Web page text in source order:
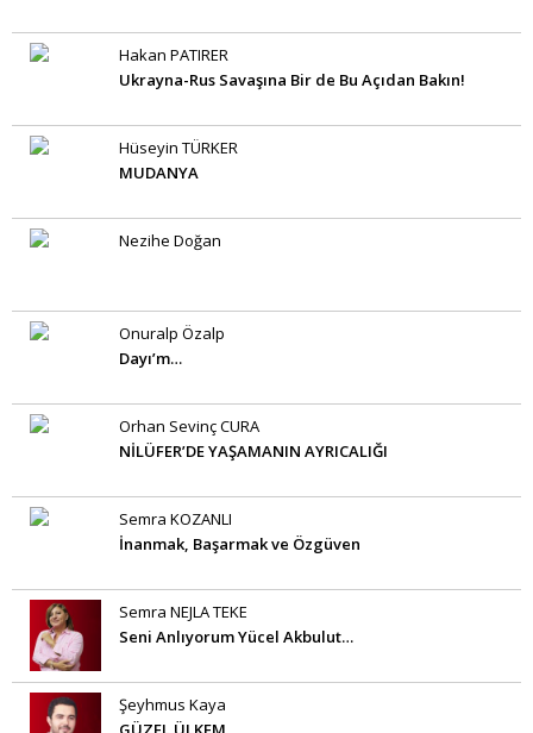
Hakan PATIRER
Ukrayna-Rus Savaşına Bir de Bu Açıdan Bakın!
Hüseyin TÜRKER
MUDANYA
Nezihe Doğan
Onuralp Özalp
Dayı’m…
Orhan Sevinç CURA
NİLÜFER’DE YAŞAMANIN AYRICALIĞI
Semra KOZANLI
İnanmak, Başarmak ve Özgüven
Semra NEJLA TEKE
Seni Anlıyorum Yücel Akbulut…
Şeyhmus Kaya